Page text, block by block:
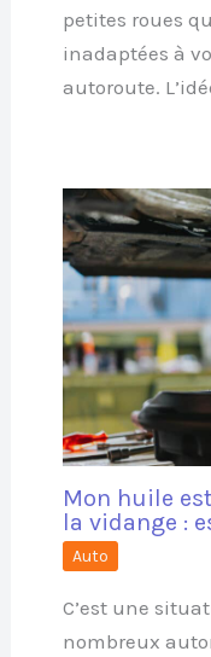
petites roues
inadaptées à
autoroute.
Mon huile
la vidange :
Auto
C’est une
nombreux